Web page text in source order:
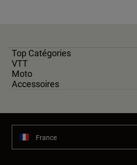
Top Catégories
VTT
Moto
Accessoires
France